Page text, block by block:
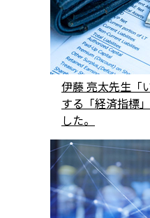
伊藤 亮太先生「
する「経済指標
した。